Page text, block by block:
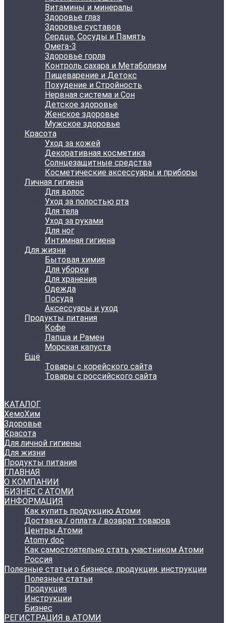
Витамины и минералы
Здоровье глаз
Здоровье суставов
Сердце, Сосуды и Память
Омега-3
Здоровье горла
Контроль сахара и Метаболизм
Пищеварение и Детокс
Похудение и Стройность
Нервная система и Сон
Детское здоровье
Женское здоровье
Мужское здоровье
Красота
Уход за кожей
Декоративная косметика
Солнцезащитные средства
Косметические аксессуары и приборы
Личная гигиена
Для волос
Уход за полостью рта
Для тела
Уход за руками
Для ног
Интимная гигиена
Для жизни
Бытовая химия
Для уборки
Для хранения
Одежда
Посуда
Аксессуары и уход
Продукты питания
Кофе
Лапша и Рамен
Морская капуста
Ещё
Товары с корейского сайта
Товары с российского сайта
КАТАЛОГ
ХемоХим
Здоровье
Красота
Для личной гигиены
Для жизни
Продукты питания
ГЛАВНАЯ
О КОМПАНИИ
БИЗНЕС С АТОМИ
ИНФОРМАЦИЯ
Как купить продукцию Атоми
Доставка / оплата / возврат товаров
Центры Атоми
Atomy doc
Как самостоятельно стать участником Атоми
Россия
Полезные статьи о бизнесе, продукции, инструкции
Полезные статьи
Продукция
Инструкции
Бизнес
РЕГИСТРАЦИЯ в АТОМИ